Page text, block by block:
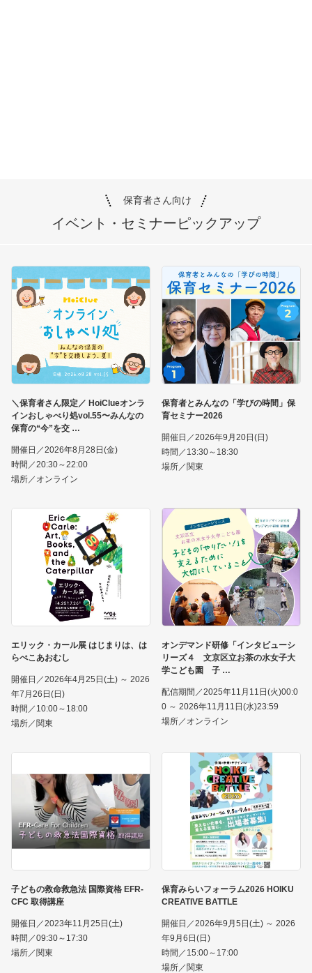
保育者さん向け
イベント・セミナーピックアップ
＼保育者さん限定／ HoiClueオンラ
インおしゃべり処vol.55〜みんなの
保育の“今”を交
開催日／2026年8月28日(金)
時間／20:30～22:00
場所／オンライン
保育者とみんなの「学びの時間」保
育セミナー2026
開催日／2026年9月20日(日)
時間／13:30～18:30
場所／関東
エリック・カール展 はじまりは、は
らぺこあおむし
開催日／2026年4月25日(土) ～ 2026
年7月26日(日)
時間／10:00～18:00
場所／関東
オンデマンド研修「インタビューシ
リーズ４ 文京区立お茶の水女子大
学こども園 子
配信期間／2025年11月11日(火)00:0
0 ～ 2026年11月11日(水)23:59
場所／オンライン
子どもの救命救急法 国際資格 EFR-
CFC 取得講座
開催日／2023年11月25日(土)
時間／09:30～17:30
場所／関東
保育みらいフォーラム2026 HOIKU
CREATIVE BATTLE
開催日／2026年9月5日(土) ～ 2026
年9月6日(日)
時間／15:00～17:00
場所／関東